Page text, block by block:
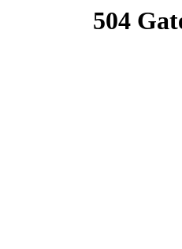
504